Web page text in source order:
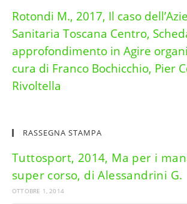
Rotondi M., 2017, Il caso
Sanitaria Toscana Centro,
approfondimento in Agire
cura di Franco Bochicchio, Pier
Rivoltella
RASSEGNA STAMPA
Tuttosport, 2014, Ma per i
super corso, di Alessandrini G.
OTTOBRE 1, 2014